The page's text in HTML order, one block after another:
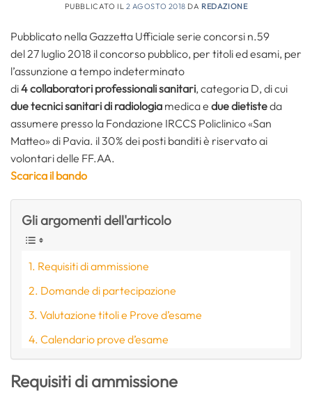
PUBBLICATO IL 2 AGOSTO 2018 DA REDAZIONE
Pubblicato nella Gazzetta Ufficiale serie concorsi n.59
del 27 luglio 2018 il concorso pubblico, per titoli ed esami, per
l’assunzione a tempo indeterminato
di4 collaboratori professionali sanitari, categoria D, di cui
due tecnici sanitari di radiologia medica e due dietisteda
assumere presso la Fondazione IRCCS Policlinico «San
Matteo» di Pavia. il 30% dei posti banditi è riservato ai
volontari delle FF.AA.
Scarica il bando
Gli argomenti dell'articolo
Requisiti di ammissione
Domande di partecipazione
Valutazione titoli e Prove d’esame
Calendario prove d’esame
Requisiti di ammissione